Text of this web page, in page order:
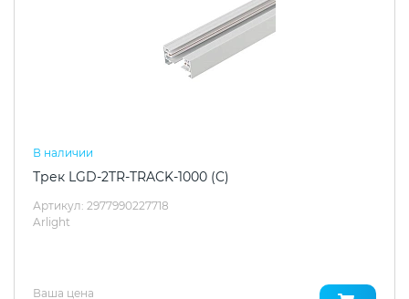
В наличии
Трек LGD-2TR-TRACK-1000 (C)
Артикул: 2977990227718
Arlight
Ваша цена